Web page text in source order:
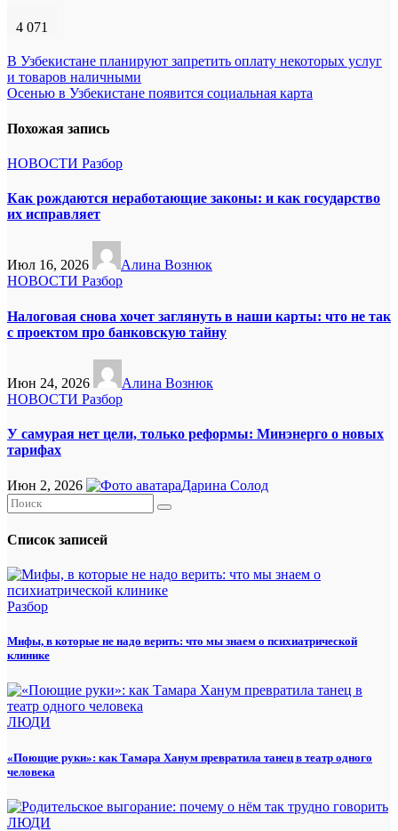
4 071
Навигация
по
В Узбекистане планируют запретить оплату некоторых услуг
и товаров наличными
Осенью в Узбекистане появится социальная карта
Похожая запись
НОВОСТИ Разбор
Как рождаются неработающие законы: и как государство
их исправляет
Июл 16, 2026
Алина Вознюк
НОВОСТИ Разбор
Налоговая снова хочет заглянуть в наши карты: что не так
с проектом про банковскую тайну
Июн 24, 2026
Алина Вознюк
НОВОСТИ Разбор
У самурая нет цели, только реформы: Минэнерго о новых
тарифах
Июн 2, 2026 Дарина Солод
Список записей
Разбор
Мифы, в которые не надо верить: что мы знаем о психиатрической
клинике
ЛЮДИ
«Поющие руки»: как Тамара Ханум превратила танец в театр одного
человека
ЛЮДИ